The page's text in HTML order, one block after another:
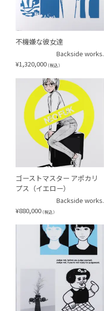
不機嫌な彼女達
Backside works.
¥1,320,000 （税込）
ゴーストマスター アポカリ
プス（イエロー）
Backside works.
¥880,000 （税込）